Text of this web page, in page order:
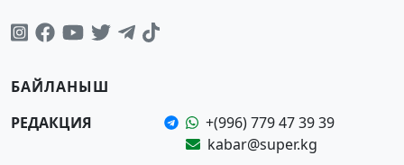
БАЙЛАНЫШ
РЕДАКЦИЯ
+(996) 779 47 39 39
kabar@super.kg